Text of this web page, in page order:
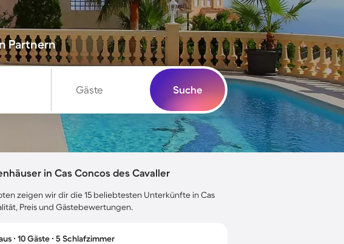
Partnern
Gäste Suche
in Cas Concos des Cavaller
zeigen wir dir die 15 beliebtesten Unterkünfte in Cas
Preis und Gästebewertungen.
∙ 10 Gäste ∙ 5 Schlafzimmer